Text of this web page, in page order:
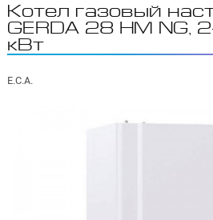
Котел газовый
GERDA 28 HM NG,
кВт
E.C.A.